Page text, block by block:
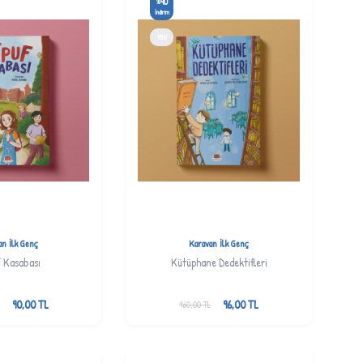
İlk Genç
90,00TL
%
İndirim
Karavan İlk Genç
Kütüphane Dedektifleri
160,00TL 96,00TL